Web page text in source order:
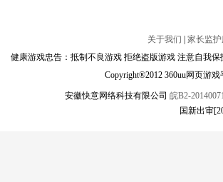
关于我们
家长监
健康游戏忠告：抵制不良游戏 拒绝盗版游戏 注意自我
Copyright®2012 360uu网页游
安徽快意网络科技有限公司 皖B2-
国新出审